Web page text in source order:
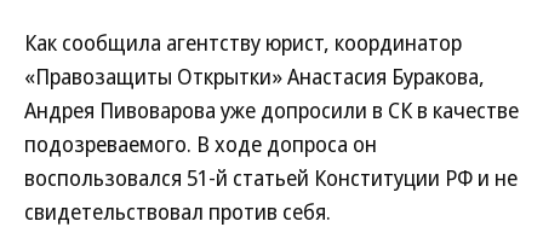
Как сообщила агентству юрист, координатор
«Правозащиты Открытки» Анастасия Буракова,
Андрея Пивоварова уже допросили в СК в качестве
подозреваемого. В ходе допроса он
воспользовался 51-й статьей Конституции РФ и не
свидетельствовал против себя.